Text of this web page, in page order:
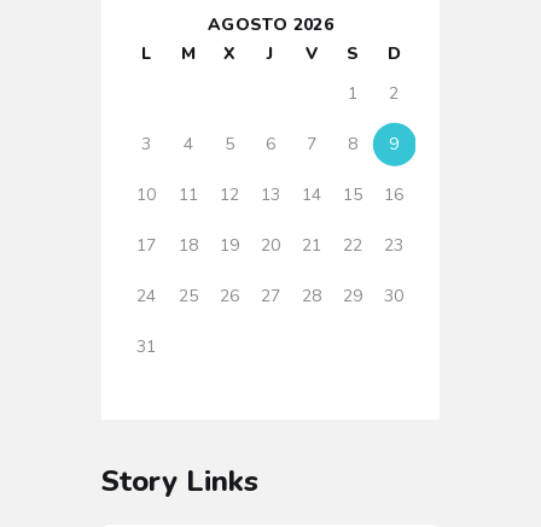
AGOSTO 2026
L
M X J V S
D
1
2
3 4 5 6 7 8 9
10 11 12 13 14 15 16
17 18 19 20 21 22 23
24 25 26 27 28 29 30
31
Story Links